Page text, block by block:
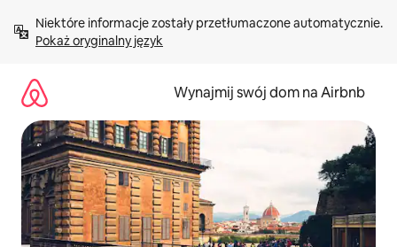
treści Pokaż oryginalny język
Wynajmij swój dom na Airbnb